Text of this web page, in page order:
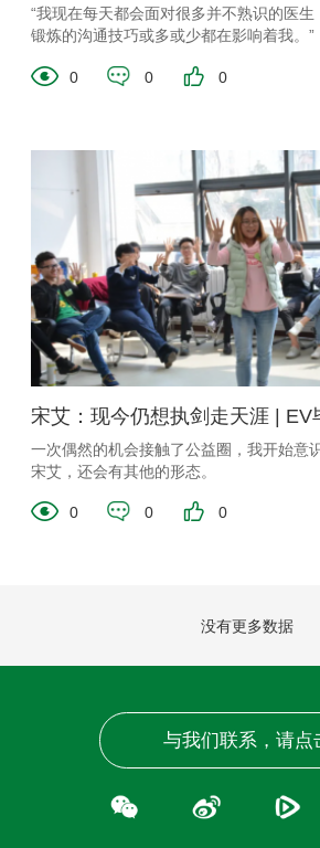
“我现在每天都会面对很多并不熟识的医生
锻炼的沟通技巧或多或少都在影响着我。”
0 0 0
宋艾：现今仍想执剑走天涯 | EV
一次偶然的机会接触了公益圈，我开始意
宋艾，还会有其他的形态。
0 0 0
没有更多数据
与我们联系，请点